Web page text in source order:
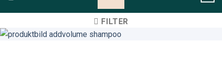
FILTER